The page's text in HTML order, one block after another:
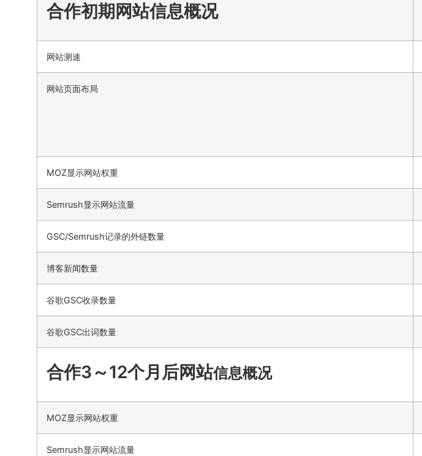
合作初期网站信息概况
网站测速
网站页面布局
MOZ显示网站权重
Semrush显示网站流量
GSC/Semrush记录的外链数量
博客新闻数量
谷歌GSC收录数量
谷歌GSC出词数量
合作3～12个月后网站信息概况
MOZ显示网站权重
Semrush显示网站流量